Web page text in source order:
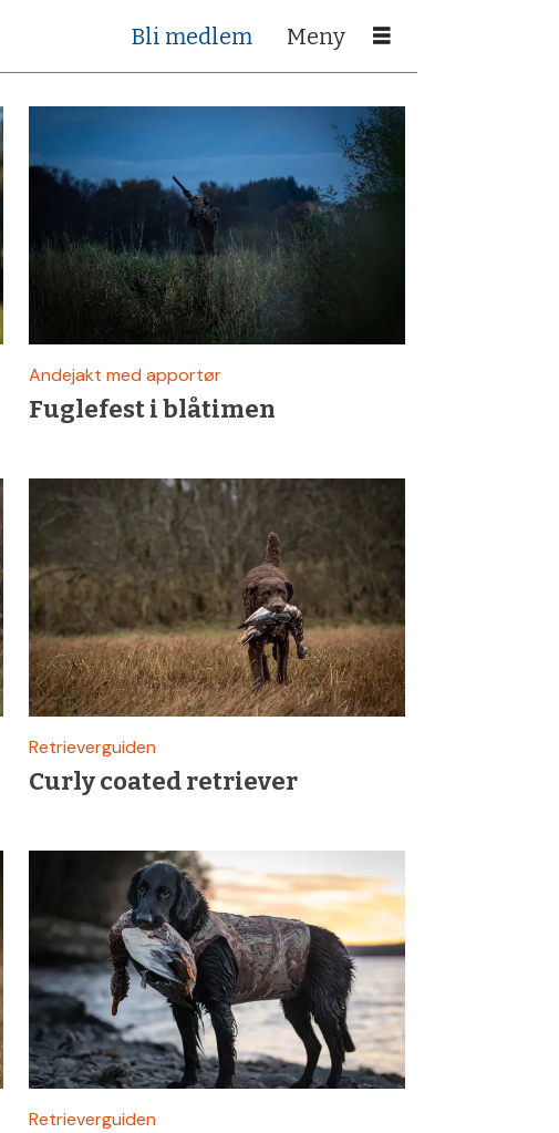
Bli medlem
Andejakt med apportør
Fuglefest i blåtimen
Retrieverguiden
Curly coated retriever
Retrieverguiden